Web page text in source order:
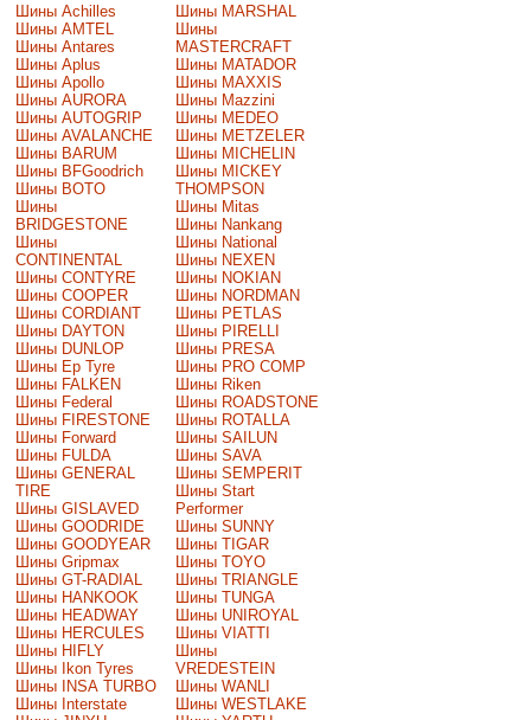
Шины Achilles
Шины AMTEL
Шины Antares
Шины Aplus
Шины Apollo
Шины AURORA
Шины AUTOGRIP
Шины AVALANCHE
Шины BARUM
Шины BFGoodrich
Шины BOTO
Шины
BRIDGESTONE
Шины
CONTINENTAL
Шины CONTYRE
Шины COOPER
Шины CORDIANT
Шины DAYTON
Шины DUNLOP
Шины Ep Tyre
Шины FALKEN
Шины Federal
Шины FIRESTONE
Шины Forward
Шины FULDA
Шины GENERAL
TIRE
Шины GISLAVED
Шины GOODRIDE
Шины GOODYEAR
Шины Gripmax
Шины GT-RADIAL
Шины HANKOOK
Шины HEADWAY
Шины HERCULES
Шины HIFLY
Шины Ikon Tyres
Шины INSA TURBO
Шины Interstate
Шины MARSHAL
Шины
MASTERCRAFT
Шины MATADOR
Шины MAXXIS
Шины Mazzini
Шины MEDEO
Шины METZELER
Шины MICHELIN
Шины MICKEY
THOMPSON
Шины Mitas
Шины Nankang
Шины National
Шины NEXEN
Шины NOKIAN
Шины NORDMAN
Шины PETLAS
Шины PIRELLI
Шины PRESA
Шины PRO COMP
Шины Riken
Шины ROADSTONE
Шины ROTALLA
Шины SAILUN
Шины SAVA
Шины SEMPERIT
Шины Start
Performer
Шины SUNNY
Шины TIGAR
Шины TOYO
Шины TRIANGLE
Шины TUNGA
Шины UNIROYAL
Шины VIATTI
Шины
VREDESTEIN
Шины WANLI
Шины WESTLAKE